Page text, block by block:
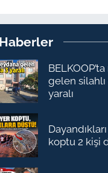
gelen silahlı
yaralı
koptu 2 kişi